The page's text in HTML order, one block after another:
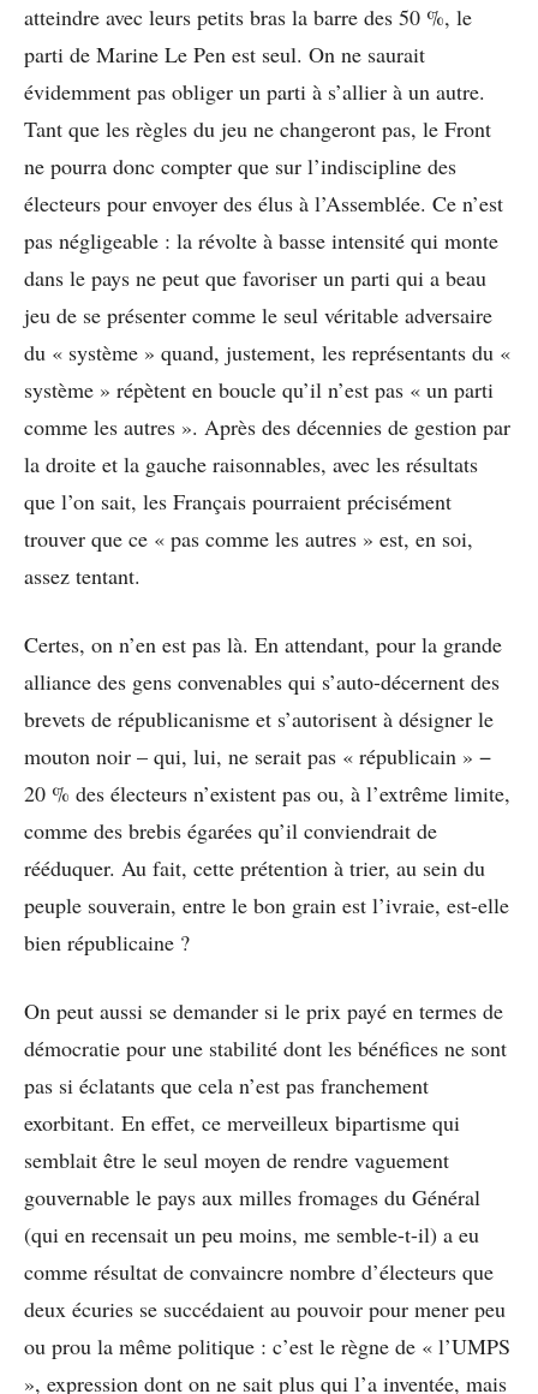
atteindre avec leurs petits bras la barre des 50 %, le
parti de Marine Le Pen est seul. On ne saurait
évidemment pas obliger un parti à s’allier à un autre.
Tant que les règles du jeu ne changeront pas, le Front
ne pourra donc compter que sur l’indiscipline des
électeurs pour envoyer des élus à l’Assemblée. Ce n’est
pas négligeable : la révolte à basse intensité qui monte
dans le pays ne peut que favoriser un parti qui a beau
jeu de se présenter comme le seul véritable adversaire
du « système » quand, justement, les représentants du «
système » répètent en boucle qu’il n’est pas « un parti
comme les autres ». Après des décennies de gestion par
la droite et la gauche raisonnables, avec les résultats
que l’on sait, les Français pourraient précisément
trouver que ce « pas comme les autres » est, en soi,
assez tentant.
Certes, on n’en est pas là. En attendant, pour la grande
alliance des gens convenables qui s’auto-décernent des
brevets de républicanisme et s’autorisent à désigner le
mouton noir – qui, lui, ne serait pas « républicain » −
20 % des électeurs n’existent pas ou, à l’extrême limite,
comme des brebis égarées qu’il conviendrait de
rééduquer. Au fait, cette prétention à trier, au sein du
peuple souverain, entre le bon grain est l’ivraie, est-elle
bien républicaine ?
On peut aussi se demander si le prix payé en termes de
démocratie pour une stabilité dont les bénéfices ne sont
pas si éclatants que cela n’est pas franchement
exorbitant. En effet, ce merveilleux bipartisme qui
semblait être le seul moyen de rendre vaguement
gouvernable le pays aux milles fromages du Général
(qui en recensait un peu moins, me semble-t-il) a eu
comme résultat de convaincre nombre d’électeurs que
deux écuries se succédaient au pouvoir pour mener peu
ou prou la même politique : c’est le règne de « l’UMPS
», expression dont on ne sait plus qui l’a inventée, mais